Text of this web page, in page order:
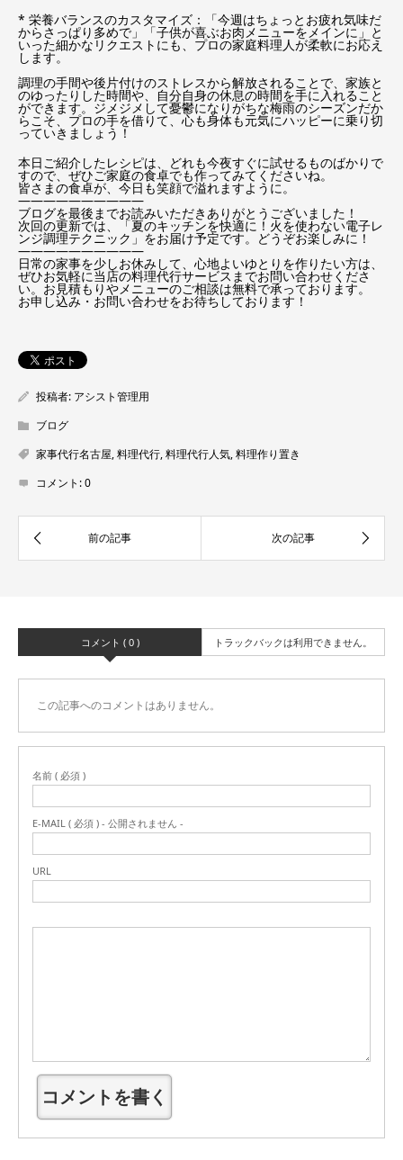
* 栄養バランスのカスタマイズ：「今週はちょっとお疲れ気味だ
からさっぱり多めで」「子供が喜ぶお肉メニューをメインに」と
いった細かなリクエストにも、プロの家庭料理人が柔軟にお応え
します。
調理の手間や後片付けのストレスから解放されることで、家族と
のゆったりした時間や、自分自身の休息の時間を手に入れること
ができます。ジメジメして憂鬱になりがちな梅雨のシーズンだか
らこそ、プロの手を借りて、心も身体も元気にハッピーに乗り切
っていきましょう！
本日ご紹介したレシピは、どれも今夜すぐに試せるものばかりで
すので、ぜひご家庭の食卓でも作ってみてくださいね。
皆さまの食卓が、今日も笑顔で溢れますように。
——————————
ブログを最後までお読みいただきありがとうございました！
次回の更新では、「夏のキッチンを快適に！火を使わない電子レ
ンジ調理テクニック」をお届け予定です。どうぞお楽しみに！
——————————
日常の家事を少しお休みして、心地よいゆとりを作りたい方は、
ぜひお気軽に当店の料理代行サービスまでお問い合わせくださ
い。お見積もりやメニューのご相談は無料で承っております。
お申し込み・お問い合わせをお待ちしております！
投稿者: アシスト管理用
ブログ
家事代行名古屋,料理代行,料理代行人気,料理作り置き
コメント:0
コメント ( 0 ) トラックバックは利用できません。
この記事へのコメントはありません。
名前 ( 必須 )
E-MAIL ( 必須 ) - 公開されません -
URL